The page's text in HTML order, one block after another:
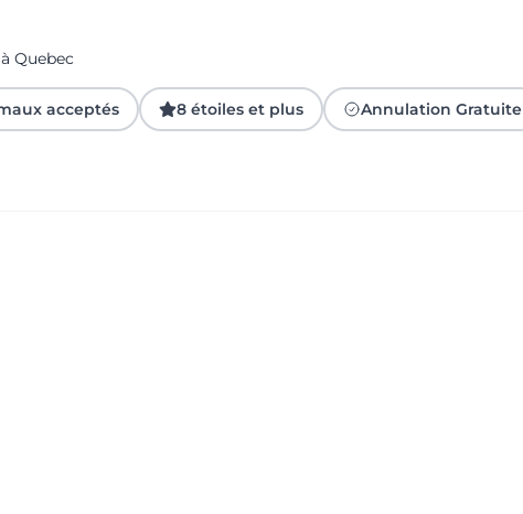
Quebec
acceptés 8 étoiles et plus Annulation Gratuite